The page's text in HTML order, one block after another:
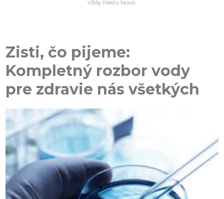
Vždy Niečo Nové.
Zisti, čo pijeme:
Kompletný rozbor vody
pre zdravie nás všetkých